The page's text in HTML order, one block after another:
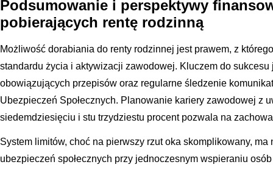
Podsumowanie i perspektywy
pobierających rentę rodzinną
Możliwość dorabiania do renty rodzinnej jest prawem, z
standardu życia i aktywizacji zawodowej. Kluczem do
obowiązujących przepisów oraz regularne śledzenie
Ubezpieczeń Społecznych. Planowanie kariery zawodowej z
siedemdziesięciu i stu trzydziestu procent pozwala na
System limitów, choć na pierwszy rzut oka skomplikowany, ma
ubezpieczeń społecznych przy jednoczesnym wspieraniu